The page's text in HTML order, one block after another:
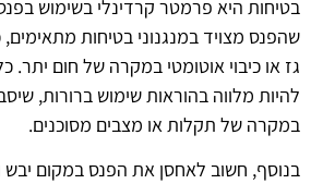
בטיחות היא פרמטר קרדינלי בשימוש
שהפנס מצויד במנגנוני בטיחות
גז או כיבוי אוטומטי במקרה של חום יתר.
להיות מלווה בהוראות שימוש ברורות,
במקרה של תקלות או מצבים מסוכנים.
בנוסף, חשוב לאחסן את הפנס במקום